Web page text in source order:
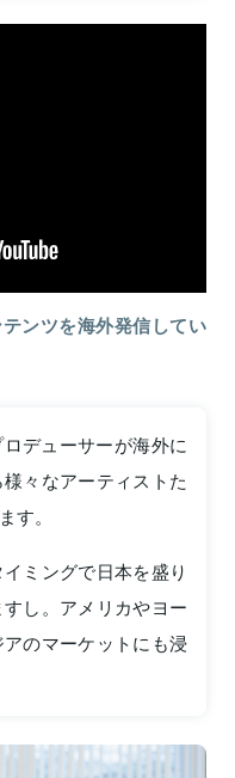
ンツを海外発信してい
デューサーが海外に
々なアーティストた
す。
ミングで日本を盛り
し。アメリカやヨー
のマーケットにも浸